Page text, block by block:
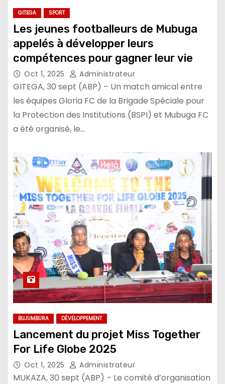
GITEGA SPORT
Les jeunes footballeurs de Mubuga
appelés à développer leurs
compétences pour gagner leur vie
Oct 1, 2025 Administrateur
GITEGA, 30 sept (ABP) – Un match amical entre
les équipes Gloria FC de la Brigade Spéciale pour
la Protection des Institutions (BSPI) et Mubuga FC
a été organisé, le…
BUJUMBURA DÉVELOPPEMENT
Lancement du projet Miss Together
For Life Globe 2025
Oct 1, 2025 Administrateur
MUKAZA, 30 sept (ABP) – Le comité d’organisation